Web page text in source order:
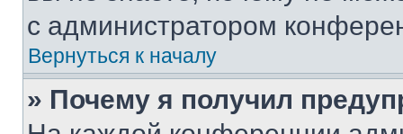
с администратором
Вернуться к началу
» Почему я получил